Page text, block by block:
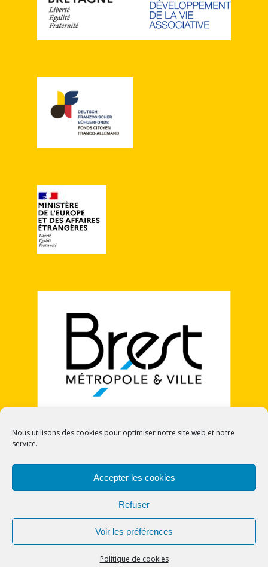
Nous utilisons des cookies pour optimiser notre site web et notre
service.
Accepter les cookies
Refuser
Voir les préférences
Politique de cookies
POLITIQUE DE COOKIES (UE)
© 2026 CECI - Cercle Europe Citoyennetés et
Identités. Bento theme by Satori